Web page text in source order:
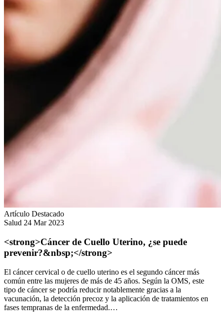
Artículo Destacado
Salud 24 Mar 2023
<strong>Cáncer de Cuello Uterino, ¿se puede
prevenir?&nbsp;</strong>
El cáncer cervical o de cuello uterino es el segundo cáncer más
común entre las mujeres de más de 45 años. Según la OMS, este
tipo de cáncer se podría reducir notablemente gracias a la
vacunación, la detección precoz y la aplicación de tratamientos en
fases tempranas de la enfermedad.…